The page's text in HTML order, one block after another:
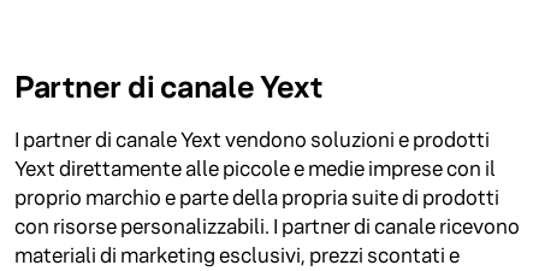
Partner di canale Yext
I partner di canale Yext vendono soluzioni e prodotti
Yext direttamente alle piccole e medie imprese con il
proprio marchio e parte della propria suite di prodotti
con risorse personalizzabili. I partner di canale ricevono
materiali di marketing esclusivi, prezzi scontati e